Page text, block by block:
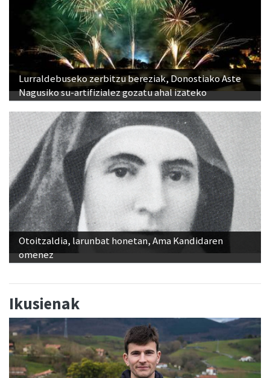
Lurraldebuseko zerbitzu bereziak, Donostiako Aste
Nagusiko su-artifizialez gozatu ahal izateko
Otoitzaldia, larunbat honetan, Ama Kandidaren
omenez
Ikusienak